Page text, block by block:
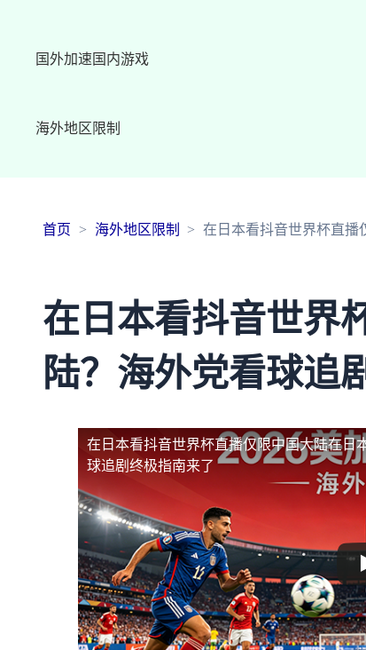
国外加速国内游戏
海外地区限制
首页 海外地区限制 在日本看抖音世界杯直播
在日本看抖音世界
陆？海外党看球追
在日本看抖音世界杯直播仅限中国大陆在日
球追剧终极指南来了